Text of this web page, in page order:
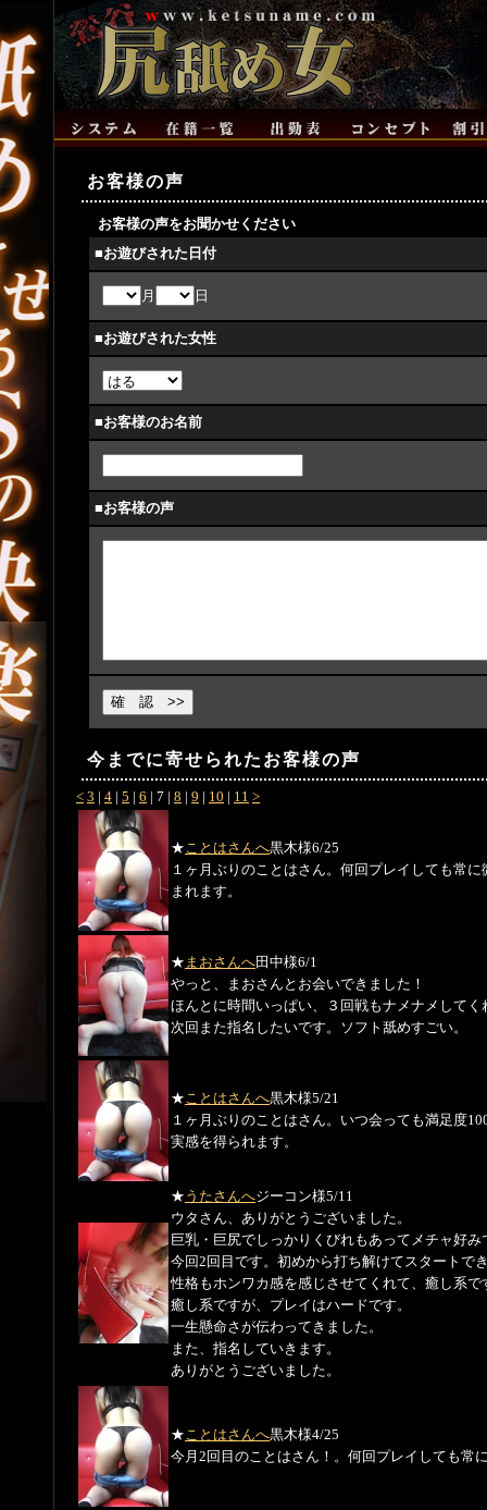
お客様の声
お客様の声をお聞かせください
■お遊びされた日付
月 日
■お遊びされた女性
■お客様のお名前
■お客様の声
今までに寄せられたお客様の声
< 3 | 4 | 5 | 6 | 7 | 8 | 9 | 10 | 11 >
★ことはさんへ黒木様6/25
１ヶ月ぶりのことはさん。何回プレイしても常
まれます。
★ まおさんへ田中様6/1
やっと、まおさんとお会いできました！
ほんとに時間いっぱい、３回戦もナメナメしてく
次回また指名したいです。ソフト舐めすごい。
★ことはさんへ黒木様5/21
１ヶ月ぶりのことはさん。いつ会っても満足度
実感を得られます。
★ うたさんへジーコン様5/11
ウタさん、ありがとうございました。
巨乳・巨尻でしっかりくびれもあってメチャ好み
今回2回目です。初めから打ち解けてスタートで
性格もホンワカ感を感じさせてくれて、癒し系で
癒し系ですが、プレイはハードです。
一生懸命さが伝わってきました。
また、指名していきます。
ありがとうございました。
★ことはさんへ黒木様4/25
今月2回目のことはさん！。何回プレイしても常